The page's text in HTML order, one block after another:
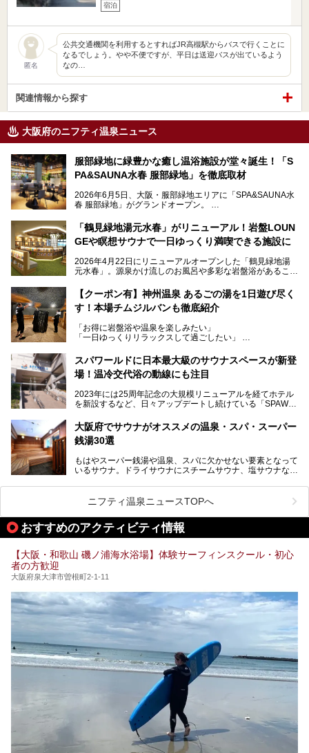
宿泊
匿名
公共交通機関を利用するとすればJR高槻駅からバスで行くことに
なるでしょう。やや不便ですが、平日は送迎バスが出ているよう
なの…
関連情報から探す
大阪府のニフティ温泉ニュース
服部緑地に緑豊かな癒し温浴施設が堂々誕生！「S
PA&SAUNA水春 服部緑地」を徹底取材
2026年6月5日、大阪・服部緑地エリアに「SPA&SAUNA水
春 服部緑地」がグランドオープン。
当初の計画から約5年の時を経て誕生した本施設は、温泉・
サウナ・岩盤浴・フィットネス・ラウンジ・レストランなど
を融合した、これまでの“水春”のイメージをさらに進化させ
今回はオープン前の内覧会に参加し、館内のこだわりポイン
サウナー注目の3種のサウナや160cmの深水風呂、没入感の
高い岩盤浴エリア、日本最大の台数を誇る最新AIフィットネ
スマシンなど、見どころ満載の館内を詳しくご紹介します。
「鶴見緑地湯元水春」がリニューアル！岩盤LOUN
GEや瞑想サウナで一日ゆっくり満喫できる施設に
2026年4月22日にリニューアルオープンした「鶴見緑地湯
元水春」。源泉かけ流しのお風呂や多彩な岩盤浴があること
に“一日中くつろげる場所”としてパワーアップしています。
今回のリニューアルでは、新たに登場した瞑想サウナをはじ
見どころが盛りだくさん。日常の疲れを癒やしたい方はもち
ろん、休日にゆったり過ごしたい方にもぴったりの内容とな
本記事では、そんなリニューアル後の注目ポイントを詳しく
紹介します。これから「鶴見緑地湯元水春」に訪れる方や、
い。
【クーポン有】神州温泉 あるごの湯を1日遊び尽く
す！本場チムジルバンも徹底紹介
「お得に岩盤浴や温泉を楽しみたい」
「一日ゆっくりリラックスして過ごしたい」
利用できる「神州温泉 あるごの湯」です。
あるごの湯は、大阪府豊中市にある日帰り温浴施設で、阪急
チムジルバン（岩盤浴）を中心に、発汗・リラックス・漫画
タイムまで満喫できる長時間滞在型の施設なので、一日中ゆ
る迫力ある熱波パフォーマンスも毎日行われており、“とと
のう”体験をしっかり楽しめるのもポイントです。
ケやボウリングといった遊び場もあり、友人同士やカップル
で“遊び+癒し”の一日を過ごすのにもぴったり。
処にいたるまで魅力をたっぷり堪能してきたので、その全容
スパワールドに日本最大級のサウナスペースが新登
場！温冷交代浴の動線にも注目
2023年には25周年記念の大規模リニューアルを経てホテル
を新設するなど、日々アップデートし続けている「SPAWO
そんなスパワールドが2025年11月15日（土）に、新たな浴
室や日本最大級140人収容の大規模サウナを携えてリニュー
アルオープン！浴室である4F・6Fそれぞれにリニューアル
大規模リニューアルの全容を確認すべく、リニューアルプレ
オープンイベントに行ってきました！今回はそのリニューア
大阪府でサウナがオススメの温泉・スパ・スーパー
銭湯30選
もはやスーパー銭湯や温泉、スパに欠かせない要素となって
いるサウナ。ドライサウナにスチームサウナ、塩サウナな
ペース、ロウリュウなど、心ゆくまで楽しむためのサービス
が充実した施設も多くみられます。
今回はそんなサウナにこだわった、大阪府内のオススメ温
泉・銭湯・スパを30件紹介したいと思います！
ニフティ温泉ニュースTOPへ
おすすめのアクティビティ情報
【大阪・和歌山 磯ノ浦海水浴場】体験サーフィンスクール・初心
者の方歓迎
大阪府泉大津市曽根町2-1-11